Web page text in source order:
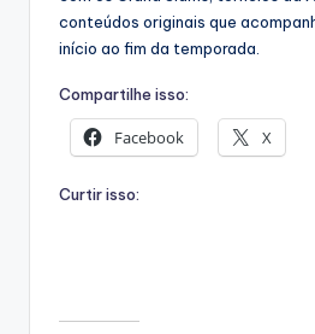
conteúdos originais que
início ao fim da temporada.
Compartilhe isso:
Facebook X
Curtir isso: